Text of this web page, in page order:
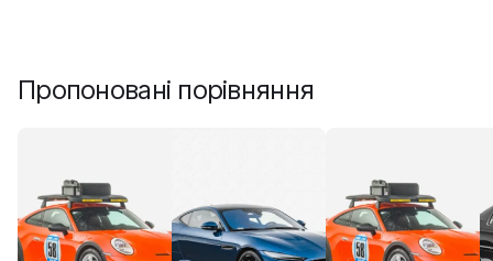
Пропоновані порівняння